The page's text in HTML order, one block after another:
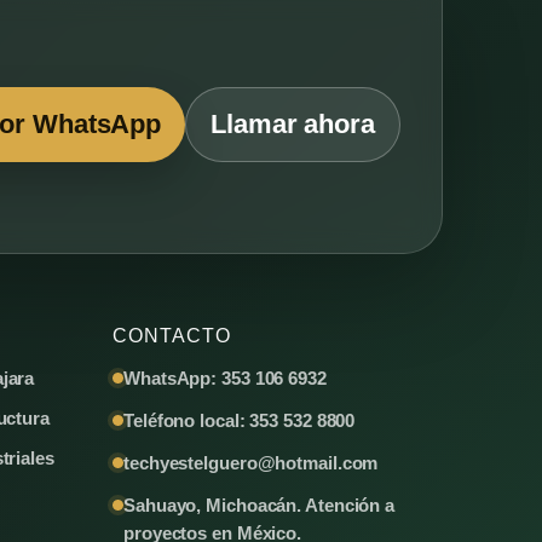
WhatsApp Llamar ahora
CONTACTO
WhatsApp: 353 106 6932
Teléfono local: 353 532 8800
techyestelguero@hotmail.com
Sahuayo, Michoacán. Atención a
proyectos en México.